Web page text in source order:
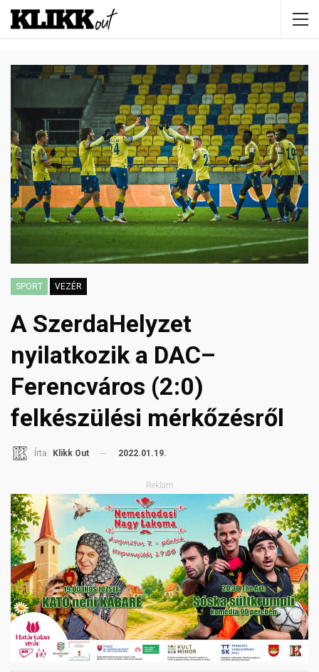
SPORT VEZÉR
A SzerdaHelyzet
nyilatkozik a DAC–
Ferencváros (2:0)
felkészülési mérkőzésről
Írta: Klikk Out 2022.01.19.
Reklám